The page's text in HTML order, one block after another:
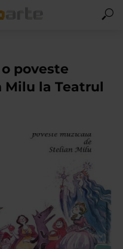
poveste
Milu la Teatrul